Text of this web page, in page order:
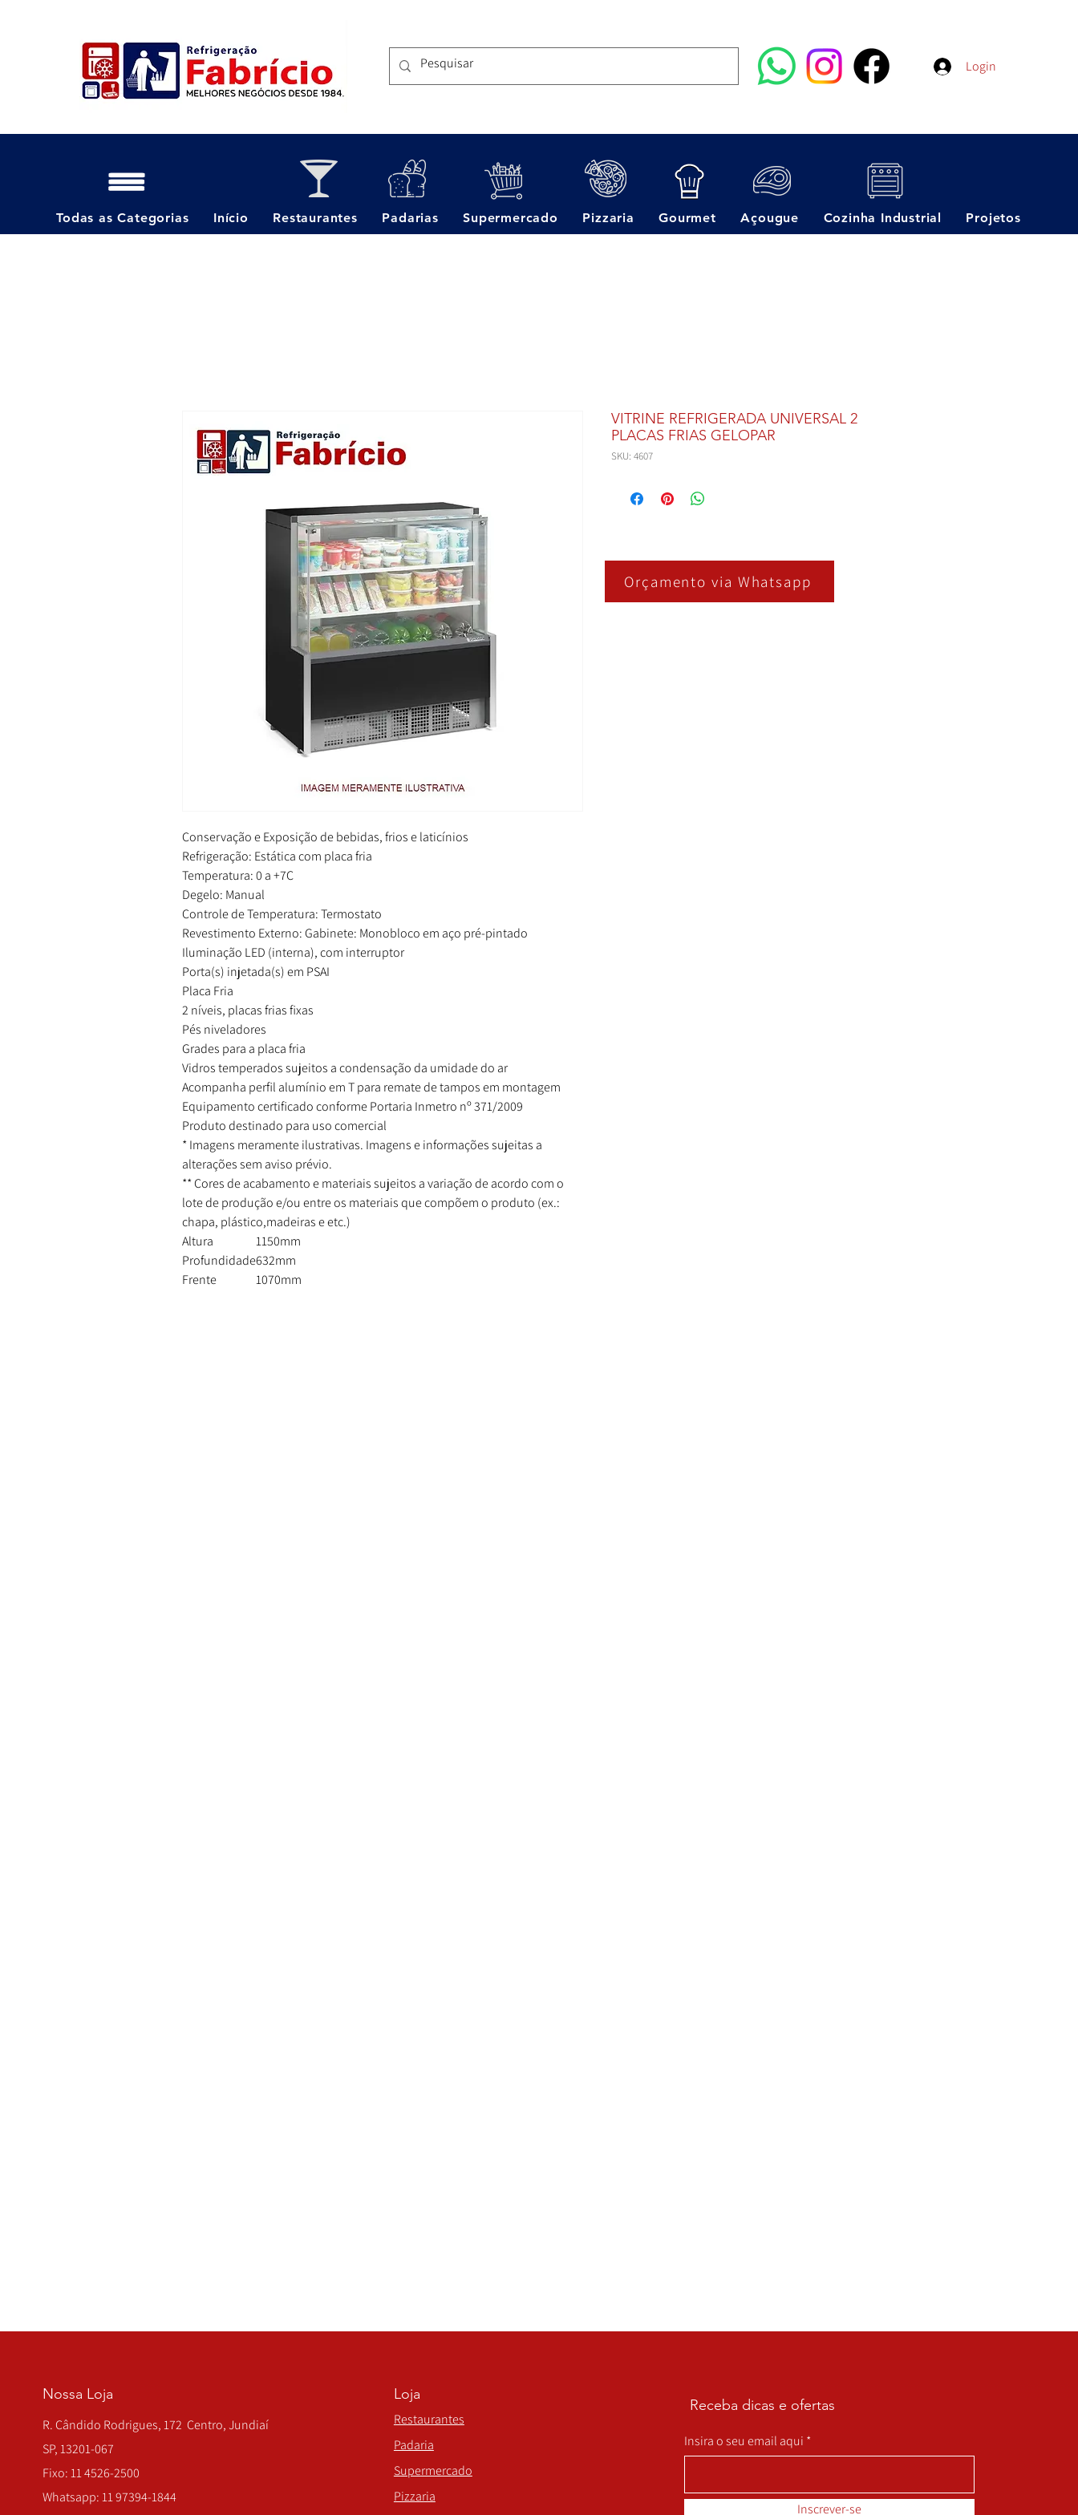
Login
Conservação e Exposição de bebidas, frios e laticínios
Refrigeração: Estática com placa fria
Temperatura: 0 a +7C
Degelo: Manual
Controle de Temperatura: Termostato
Revestimento Externo: Gabinete: Monobloco em aço pré-pintado
Iluminação LED (interna), com interruptor
Porta(s) injetada(s) em PSAI
Placa Fria
2 níveis, placas frias fixas
Pés niveladores
Grades para a placa fria
Vidros temperados sujeitos a condensação da umidade do ar
Acompanha perfil alumínio em T para remate de tampos em montagem
Equipamento certificado conforme Portaria Inmetro nº 371/2009
Produto destinado para uso comercial
* Imagens meramente ilustrativas. Imagens e informações sujeitas a
alterações sem aviso prévio.
** Cores de acabamento e materiais sujeitos a variação de acordo com o
lote de produção e/ou entre os materiais que compõem o produto (ex.:
chapa, plástico,madeiras e etc.)
Altura
1150mm
Profundidade632mm
Frente
1070mm
VITRINE REFRIGERADA UNIVERSAL 2
PLACAS FRIAS GELOPAR
SKU: 4607
Orçamento via Whatsapp
Todas as Categorias Início Restaurantes Padarias Supermercado Pizzaria Gourmet Açougue Cozinha Industrial Projetos
Nossa Loja
R. Cândido Rodrigues, 172 Centro, Jundiaí
SP, 13201-067
Fixo: 11 4526-2500
Whatsapp: 11 97394-1844
Loja
Restaurantes
Padaria
Supermercado
Pizzaria
Receba dicas e ofertas
Insira o seu email aqui
Inscrever-se